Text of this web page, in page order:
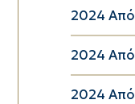
2024
2024
2024